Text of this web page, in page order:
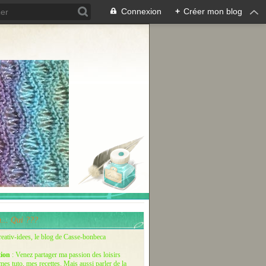
Connexion + Créer mon blog
Qui ???
idees, le blog de Casse-bonbeca
: Venez partager ma passion des loisirs
tuto, mes recettes. Mais aussi parler de la